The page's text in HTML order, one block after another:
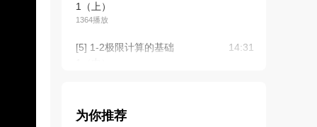
1（上）
1364播放
[5] 1-2极限计算的基础
14:31
1（下）
为你推荐